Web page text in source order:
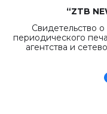
“ZTB
Свидетельство
периодического
агентства и